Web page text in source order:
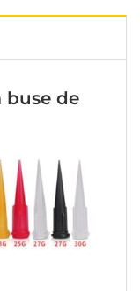
buse de